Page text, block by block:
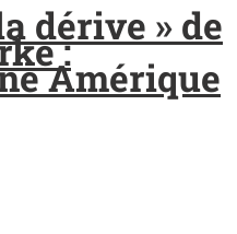
dérive » de
:
Amérique